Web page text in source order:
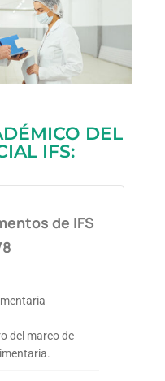
DEL
IFS:
de IFS
del marco de